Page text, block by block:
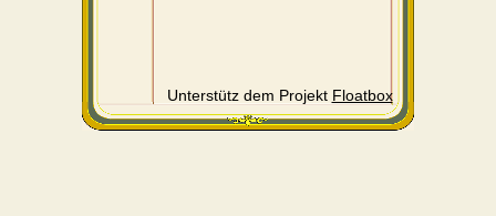
Unterstütz dem Projekt Floatbox